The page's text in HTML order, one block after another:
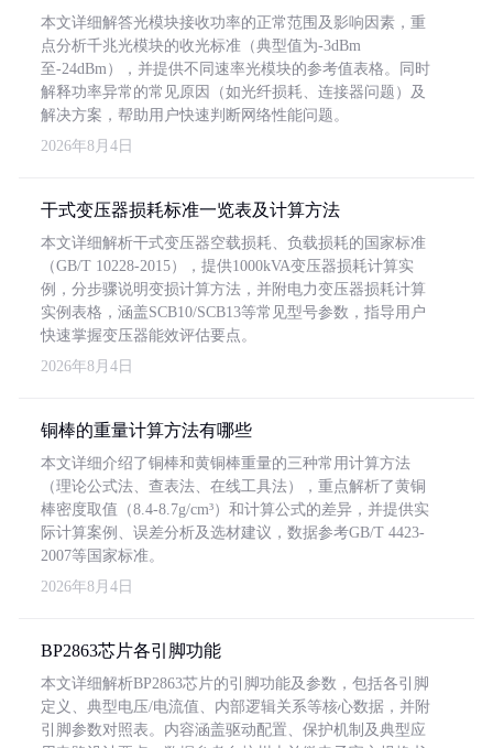
本文详细解答光模块接收功率的正常范围及影响因素，重
点分析千兆光模块的收光标准（典型值为-3dBm
至-24dBm），并提供不同速率光模块的参考值表格。同时
解释功率异常的常见原因（如光纤损耗、连接器问题）及
解决方案，帮助用户快速判断网络性能问题。
2026年8月4日
干式变压器损耗标准一览表及计算方法
本文详细解析干式变压器空载损耗、负载损耗的国家标准
（GB/T 10228-2015），提供1000kVA变压器损耗计算实
例，分步骤说明变损计算方法，并附电力变压器损耗计算
实例表格，涵盖SCB10/SCB13等常见型号参数，指导用户
快速掌握变压器能效评估要点。
2026年8月4日
铜棒的重量计算方法有哪些
本文详细介绍了铜棒和黄铜棒重量的三种常用计算方法
（理论公式法、查表法、在线工具法），重点解析了黄铜
棒密度取值（8.4-8.7g/cm³）和计算公式的差异，并提供实
际计算案例、误差分析及选材建议，数据参考GB/T 4423-
2007等国家标准。
2026年8月4日
BP2863芯片各引脚功能
本文详细解析BP2863芯片的引脚功能及参数，包括各引脚
定义、典型电压/电流值、内部逻辑关系等核心数据，并附
引脚参数对照表。内容涵盖驱动配置、保护机制及典型应